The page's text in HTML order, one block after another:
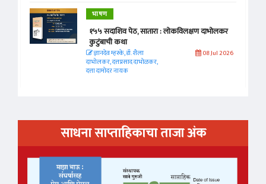
भाषण
१५५ सदाशिव पेठ, सातारा : लोकविलक्षण दाभोलकर
कुटुंबाची कथा
ज्ञानदेव म्हस्के, डॉ. शैला
दाभोलकर, दत्तप्रसाद दाभोळकर,
दत्ता दामोदर नायक
08 Jul 2026
साधना साप्ताहिकाचा ताजा अंक